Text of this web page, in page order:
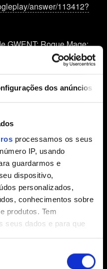
dos anúncios
processamos os seus
IP, usando
guardarmos e
dispositivo,
personalizados,
conhecimentos sobre
produtos. Tem
seus dados e para que
de:
answer/113412?
GWENT: Rogue Mage:
abra as configurações
e notificações” e, em
em GWENT: Rogue
e em “Limpar
e, em seguida,
como desinstalar o
salvamento de GWENT: